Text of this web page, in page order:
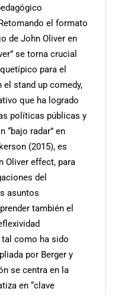
el formato
de John Oliver en
se torna crucial
para el
stand up comedy,
que ha logrado
políticas públicas y
“bajo radar” en
(2015), es
Oliver effect, para
del
asuntos
también el
como ha sido
por Berger y
se centra en la
en “clave